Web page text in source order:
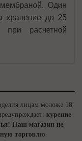
Один
хранение до 25
расчетной
лицам моложе 18
курение
Наш магазин не
торговлю